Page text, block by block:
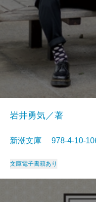
岩井勇気／著
新潮文庫 978-4-10-
文庫電子書籍あり